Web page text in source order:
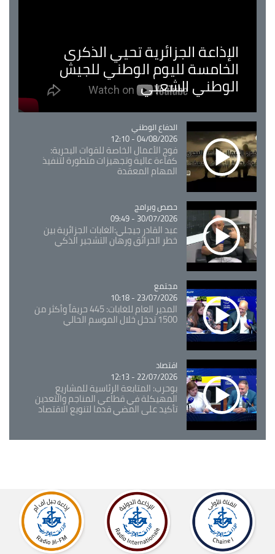
الإذاعة الجزائرية تحيي الذكرى
الخامسة لليوم الوطني للجيش
الوطني الشعبي
Catégorie
الدفاع الوطني
04/08/2026 - 12:10
فوج الأعمال الخاصة للقوات البحرية:
كفاءة عالية وتجهيزات متطورة لتنفيذ
المهام المعقدة
Catégorie
حصص وبرامج
30/07/2026 - 09:49
عبد القادر جيجلي:الغابات الجزائرية بين
خطر الحرائق ورهان التشجير الذكي
Catégorie
مجتمع
23/07/2026 - 10:18
المدير العام للغابات: 445 حريقاً وأكثر من
1500 تدخل خلال الموسم الحالي
Catégorie
اقتصاد
22/07/2026 - 12:13
بوحرب: المتابعة الرئاسية للمشاريع
المهيكلة في قطاعي المناجم والتعدين
تأكيد على المضي قدما لتنويع الاقتصاد